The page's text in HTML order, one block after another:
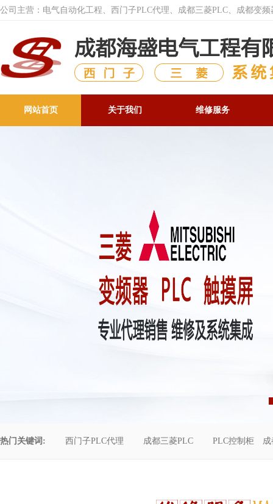
公司主营：电气自动化工程、西门子PLC代理、成都三菱PLC、成都变
网站首页 关于我们 维修服务
热门关键词: 西门子PLC代理 成都三菱PLC PLC控制柜